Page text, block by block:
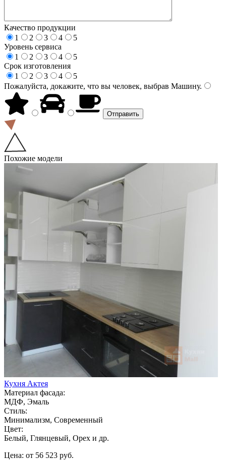
Качество продукции
1
2 3 4
5
Уровень сервиса
1
2 3 4
5
Срок изготовления
1
2 3 4
5
Пожалуйста, докажите, что вы человек, выбрав Машину.
Похожие модели
Кухня Актея
Материал фасада:
МДФ, Эмаль
Стиль:
Минимализм, Современный
Цвет:
Белый, Глянцевый, Орех и др.
Цена: от 56 523 руб.